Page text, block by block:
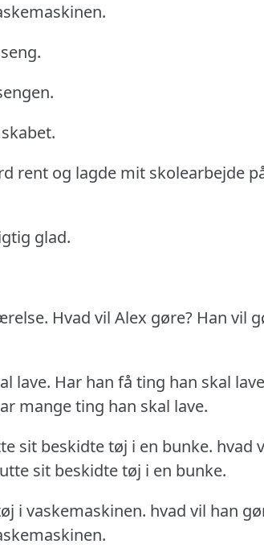
rent og lagde mit skolearbejde
glad.
Hvad vil Alex gøre? Han vil
lave. Har han få ting han skal
mange ting han skal lave.
sit beskidte tøj i en bunke. hvad
sit beskidte tøj i en bunke.
i vaskemaskinen. hvad vil han